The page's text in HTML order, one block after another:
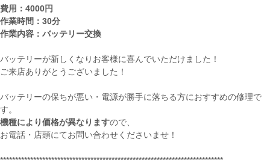
費用：4000円
作業時間：30分
作業内容：バッテリー交換
バッテリーが新しくなりお客様に喜んでいただけました！
ご来店ありがとうございました！
バッテリーの保ちが悪い・電源が勝手に落ちる方におすすめの修理で
す。
機種により価格が異なりますので、
お電話・店頭にてお問い合わせくださいませ！